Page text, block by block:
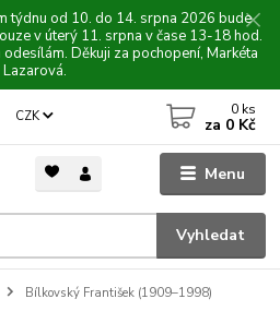
týdnu od 10. do 14. srpna 2026 bude
v úterý 11. srpna v čase 13-18 hod.
Děkuji za pochopení, Markéta
Lazarová.
Menu
CZK
Vyhledat
0 ks
za 0 Kč
Bílkovský František (1909–1998)